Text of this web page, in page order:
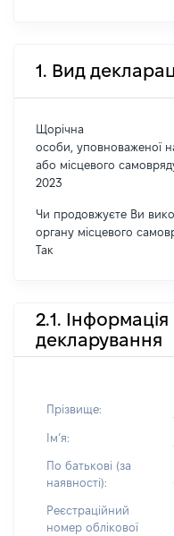
1. Вид
Щорічна
особи, уповноваженої
або місцевого
2023
Чи продовжуєте Ви
органу місцевого
Так
2.1.
декларування
Прізвище:
Імʼя:
По батькові (за
наявності):
Реєстраційний
номер облікової